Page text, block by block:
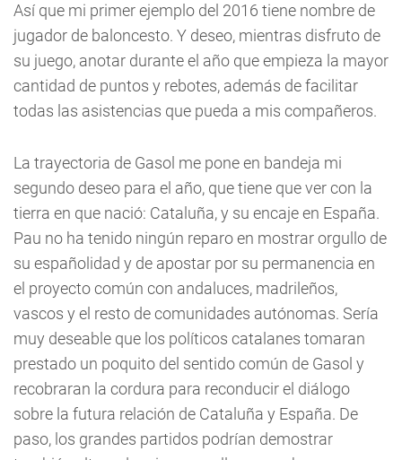
Así que mi primer ejemplo del 2016 tiene nombre de
jugador de baloncesto. Y deseo, mientras disfruto de
su juego, anotar durante el año que empieza la mayor
cantidad de puntos y rebotes, además de facilitar
todas las asistencias que pueda a mis compañeros.
La trayectoria de Gasol me pone en bandeja mi
segundo deseo para el año, que tiene que ver con la
tierra en que nació: Cataluña, y su encaje en España.
Pau no ha tenido ningún reparo en mostrar orgullo de
su españolidad y de apostar por su permanencia en
el proyecto común con andaluces, madrileños,
vascos y el resto de comunidades autónomas. Sería
muy deseable que los políticos catalanes tomaran
prestado un poquito del sentido común de Gasol y
recobraran la cordura para reconducir el diálogo
sobre la futura relación de Cataluña y España. De
paso, los grandes partidos podrían demostrar